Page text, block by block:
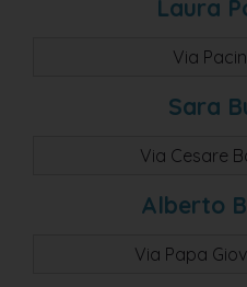
Laura
Via
Sara
Via Cesare
Alberto
Via Papa